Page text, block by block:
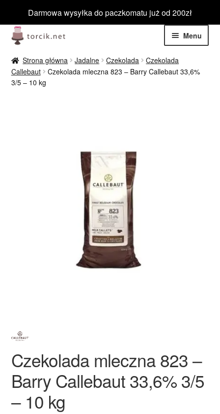
Darmowa wysyłka do paczkomatu już od 200zł
Przejdź
do
nawigacji
Przejdź
do
treści
Menu
Jadalne
menu
Niejadalne
Barwniki do aerografu
Barwniki spożywcze w proszku
Barwniki spożywcze w żelu
Barwniki w żelu Food Colours
Barwniki w żelu Fractal
Tematyczne
menu
Blog
Strona główna Jadalne Czekolada
Czekolada
Callebaut
Czekolada mleczna 823 – Barry Callebaut 33,6%
3/5 – 10 kg
Czekolada mleczna 823 –
Barry Callebaut 33,6% 3/5
– 10 kg